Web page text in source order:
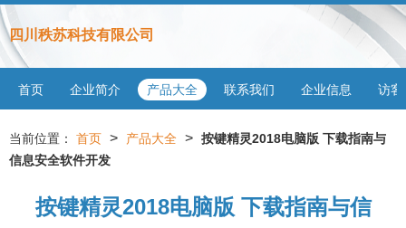
四川秩苏科技有限公司
首页 企业简介 产品大全 联系我们 企业信息 访客
当前位置： 首页 > 产品大全 > 按键精灵2018电脑版 下载指南与
信息安全软件开发
按键精灵2018电脑版 下载指南与信